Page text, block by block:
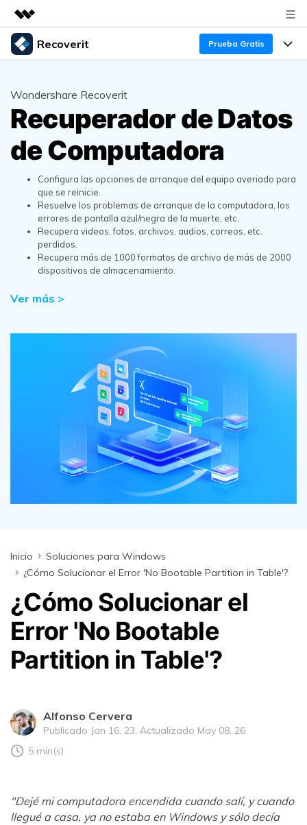
Productos destacados
Utilidades
Soluciones
Quiénes somos
Sala de prensa
Tienda
Soporte
Recoverit Prueba Gratis
Recoverit para Windows
Líder en recuperación para Windows
Pruébalo Gratis
Recoverit para Mac
Recupera datos ilimitados del sistema Mac
Recoverit Gratis
Recupera datos perdidos/eliminados gratis
Pruébalo Gratis
Otros Productos
Repairit - Reparar Datos
Funciones
Recuperar de Unidades
Recuperar Medios Borrados
Soluciones de Recuperación Exclusivas Nuevo
Recuperar Documentos
Escenarios de Pérdida de Datos
Recursos
Por qué Recoverit
Experto en Recuperación de Datos
Historias de Clientes
Temas Destacados
DESCARGAR Sign In
Wondershare Recoverit
Recuperador de Datos
de Computadora
Configura las opciones de arranque del equipo averiado para
que se reinicie.
Resuelve los problemas de arranque de la computadora, los
errores de pantalla azul/negra de la muerte, etc.
Recupera videos, fotos, archivos, audios, correos, etc.
perdidos.
Recupera más de 1000 formatos de archivo de más de 2000
dispositivos de almacenamiento.
Ver más >
Inicio
Soluciones para Windows
¿Cómo Solucionar el Error 'No Bootable Partition in Table'?
¿Cómo Solucionar el
Error 'No Bootable
Partition in Table'?
Alfonso Cervera
Publicado Jan 16, 23, Actualizado May 08, 26
5 min(s)
"Dejé mi computadora encendida cuando salí, y cuando
llegué a casa, ya no estaba en Windows y sólo decía